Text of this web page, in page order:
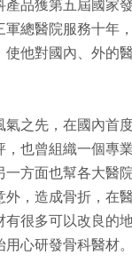
產品獲第五屆國家
軍總醫院服務十年
使他對國內、外的
氣之先，在國內首
，也曾組織一個專
一方面也幫各大醫
，造成骨折，在
有很多可以改良的
心研發骨科醫材。